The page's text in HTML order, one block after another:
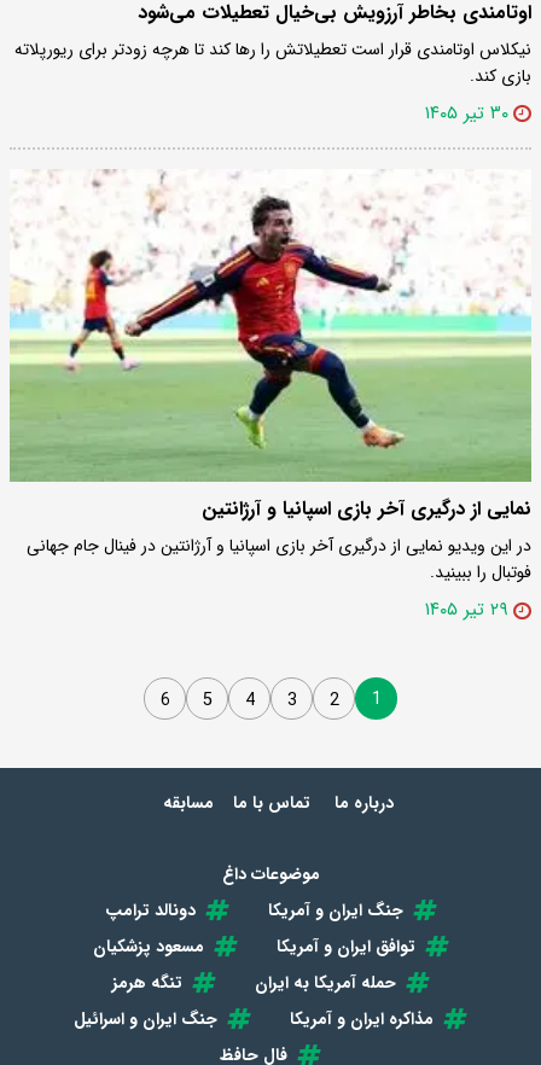
اوتامندی بخاطر آرزویش بی‌خیال تعطیلات می‌شود
نیکلاس اوتامندی قرار است تعطیلاتش را رها کند تا هرچه زودتر برای ریورپلاته
بازی کند.
۳۰ تیر ۱۴۰۵
نمایی از درگیری آخر بازی اسپانیا و آرژانتین
در این ویدیو نمایی از درگیری آخر بازی اسپانیا و آرژانتین در فینال جام جهانی
فوتبال را ببینید.
۲۹ تیر ۱۴۰۵
1
2
3
4
5
6
درباره ما تماس با ما مسابقه
موضوعات داغ
جنگ ایران و آمریکا
دونالد ترامپ
توافق ایران و آمریکا
مسعود پزشکیان
حمله آمریکا به ایران
تنگه هرمز
مذاکره ایران و آمریکا
جنگ ایران و اسرائیل
فال حافظ